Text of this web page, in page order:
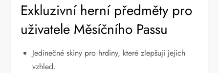
Exkluzivní herní předměty pro
uživatele Měsíčního Passu
Jedinečné skiny pro hrdiny, které zlepšují jejich
vzhled.